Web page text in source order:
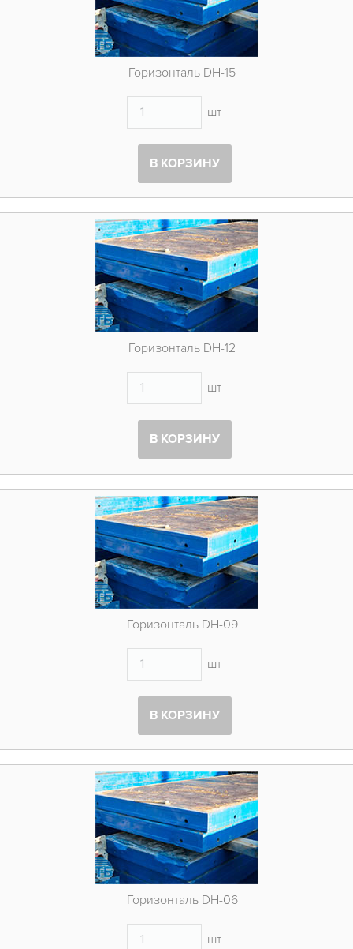
Горизонталь DH-15
шт
В КОРЗИНУ
Горизонталь DH-12
шт
В КОРЗИНУ
Горизонталь DH-09
шт
В КОРЗИНУ
Горизонталь DH-06
шт